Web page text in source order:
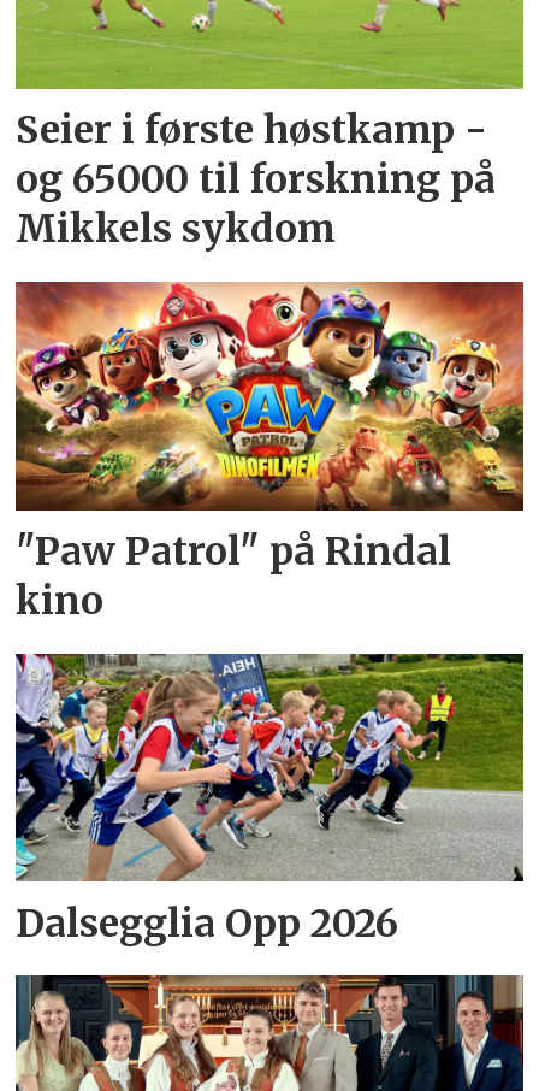
Seier i første høstkamp -
og 65000 til forskning på
Mikkels sykdom
"Paw Patrol" på Rindal
kino
Dalsegglia Opp 2026